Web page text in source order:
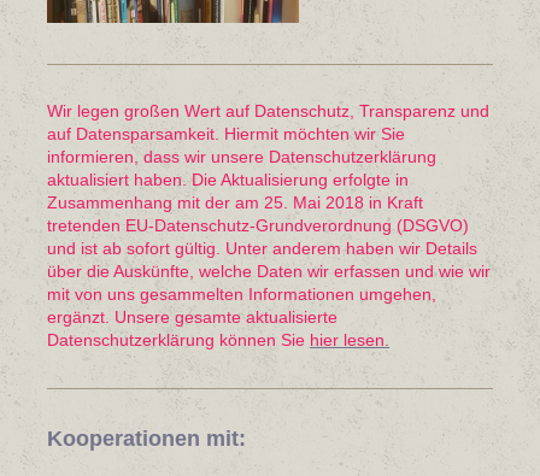
Wir legen großen Wert auf Datenschutz, Transparenz und
auf Datensparsamkeit. Hiermit möchten wir Sie
informieren, dass wir unsere Datenschutzerklärung
aktualisiert haben. Die Aktualisierung erfolgte in
Zusammenhang mit der am 25. Mai 2018 in Kraft
tretenden EU-Datenschutz-Grundverordnung (DSGVO)
und ist ab sofort gültig. Unter anderem haben wir Details
über die Auskünfte, welche Daten wir erfassen und wie wir
mit von uns gesammelten Informationen umgehen,
ergänzt. Unsere gesamte aktualisierte
Datenschutzerklärung können Sie hier lesen.
Kooperationen mit: